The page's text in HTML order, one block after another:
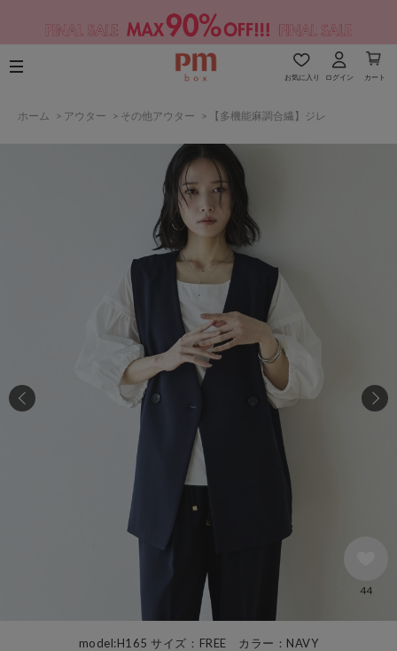
お気に入り ログイン カート
ホーム > アウター > その他アウター > 【多機能麻調合繊】ジレ
model:H165 サイズ：FREE カラー：NAVY
44